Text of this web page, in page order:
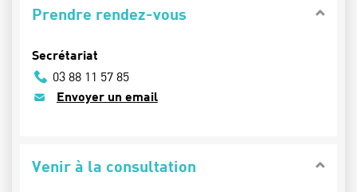
Prendre rendez-vous
Secrétariat
03 88 11 57 85
Envoyer un email
Venir à la consultation